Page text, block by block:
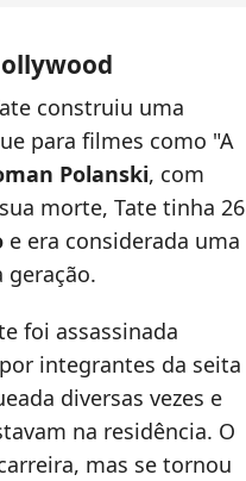
construiu uma
para filmes como "A
Polanski, com
morte, Tate tinha 26
e era considerada uma
geração.
foi assassinada
integrantes da seita
diversas vezes e
na residência. O
mas se tornou